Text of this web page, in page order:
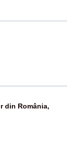
din România,